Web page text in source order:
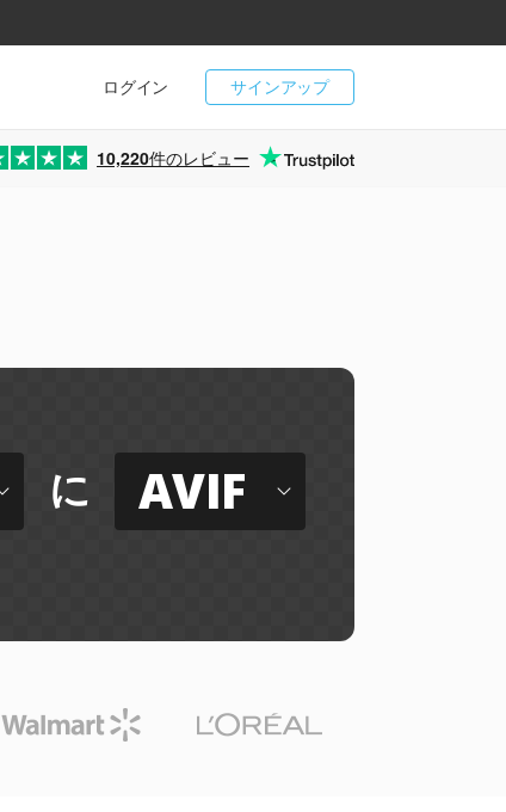
サインアップ
ログイン
10,220件のレビュー
に AVIF